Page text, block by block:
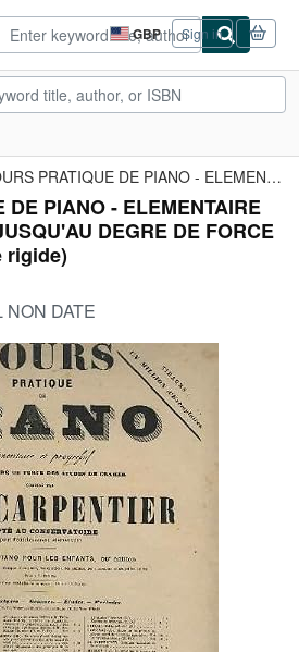
GBP
Site
shopping
preferences
Sign in
CLOSE
COURS PRATIQUE DE PIANO - ELEMENTAIRE ET PROGRESSIF JUSQU'AU ...
DE PIANO - ELEMENTAIRE
DEGRE DE FORCE
rigide)
NON DATE